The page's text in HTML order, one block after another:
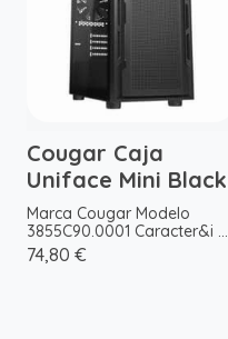
Cougar Caja
Uniface Mini Black
Marca Cougar Modelo
3855C90.0001 Caracter&i ...
74,80 €